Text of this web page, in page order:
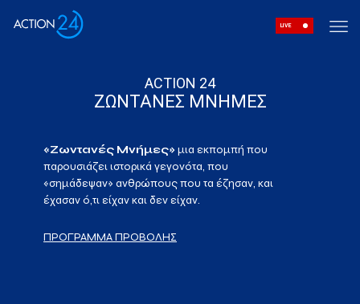
LIVE
ACTION 24
ΖΩΝΤΑΝΕΣ ΜΝΗΜΕΣ
«Ζωντανές Μνήμες»μια εκπομπή που
παρουσιάζει ιστορικά γεγονότα, που
«σημάδεψαν» ανθρώπους που τα έζησαν, και
έχασαν ό,τι είχαν και δεν είχαν.
ΠΡΟΓΡΑΜΜΑ ΠΡΟΒΟΛΗΣ